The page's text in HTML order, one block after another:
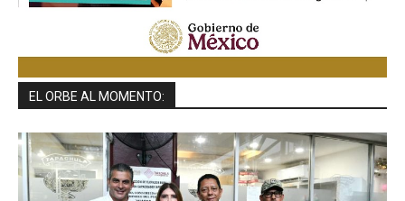
EL ORBE AL MOMENTO: